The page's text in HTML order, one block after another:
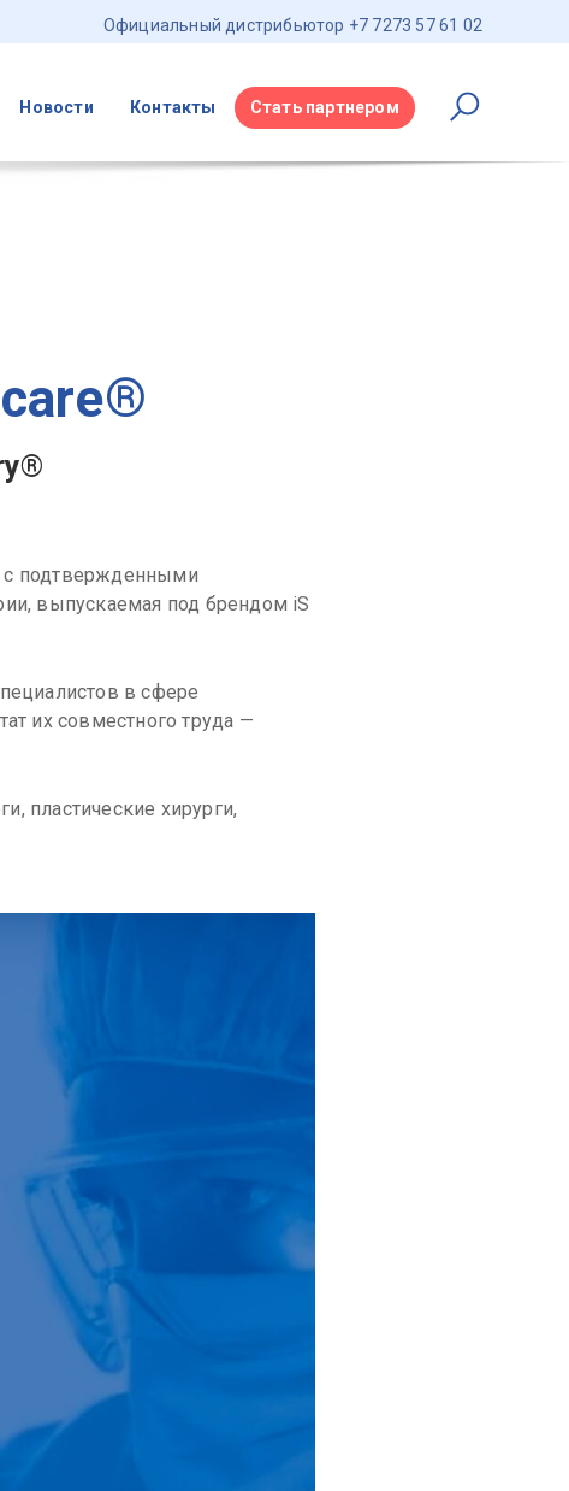
Официальный дистрибьютор +7 7273 57 61 02
Новости Контакты Стать партнером
с подтвержденными
выпускаемая под брендом iS
в сфере
их совместного труда —
пластические хирурги,